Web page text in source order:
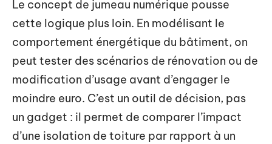
Le concept de jumeau numérique pousse
cette logique plus loin. En modélisant le
comportement énergétique du bâtiment, on
peut tester des scénarios de rénovation ou de
modification d’usage avant d’engager le
moindre euro. C’est un outil de décision, pas
un gadget : il permet de comparer l’impact
d’une isolation de toiture par rapport à un